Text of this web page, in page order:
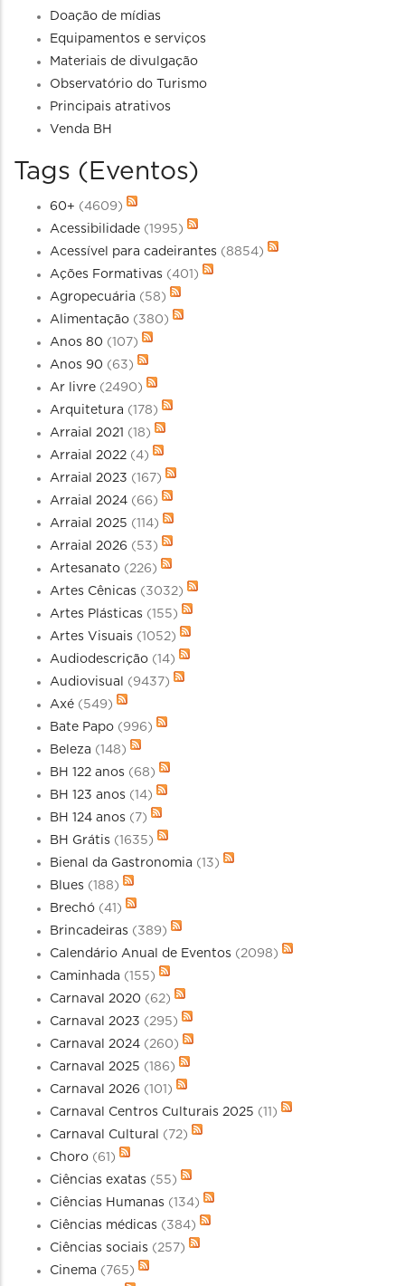
Doação de mídias
Equipamentos e serviços
Materiais de divulgação
Observatório do Turismo
Principais atrativos
Venda BH
Tags (Eventos)
60+ (4609)
Acessibilidade (1995)
Acessível para cadeirantes (8854)
Ações Formativas (401)
Agropecuária (58)
Alimentação (380)
Anos 80 (107)
Anos 90 (63)
Ar livre (2490)
Arquitetura (178)
Arraial 2021 (18)
Arraial 2022 (4)
Arraial 2023 (167)
Arraial 2024 (66)
Arraial 2025 (114)
Arraial 2026 (53)
Artesanato (226)
Artes Cênicas (3032)
Artes Plásticas (155)
Artes Visuais (1052)
Audiodescrição (14)
Audiovisual
(9437)
Axé (549)
Bate Papo (996)
Beleza (148)
BH 122 anos (68)
BH 123 anos (14)
BH 124 anos (7)
BH Grátis (1635)
Bienal da Gastronomia (13)
Blues (188)
Brechó (41)
Brincadeiras (389)
Calendário Anual de Eventos (2098)
Caminhada (155)
Carnaval 2020 (62)
Carnaval 2023 (295)
Carnaval 2024 (260)
Carnaval 2025 (186)
Carnaval 2026 (101)
Carnaval Centros Culturais 2025 (11)
Carnaval Cultural
(72)
Choro (61)
Ciências exatas (55)
Ciências Humanas (134)
Ciências médicas (384)
Ciências sociais (257)
Cinema (765)